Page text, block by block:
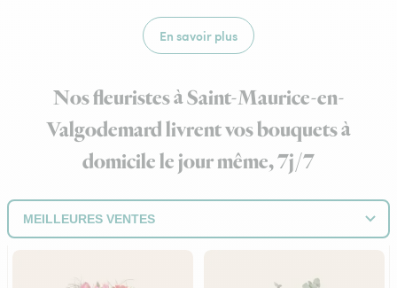
En savoir plus
Nos fleuristes à Saint-Maurice-en-
Valgodemard livrent vos bouquets à
domicile le jour même, 7j/7